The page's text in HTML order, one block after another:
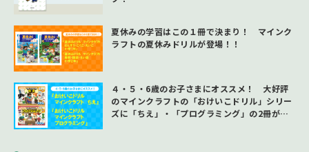
夏休みの学習はこの１冊で決まり！ マインク
ラフトの夏休みドリルが登場！！
４・５・6歳のお子さまにオススメ！ 大好評
のマインクラフトの「おけいこドリル」シリー
ズに「ちえ」・「プログラミング」の2冊が同